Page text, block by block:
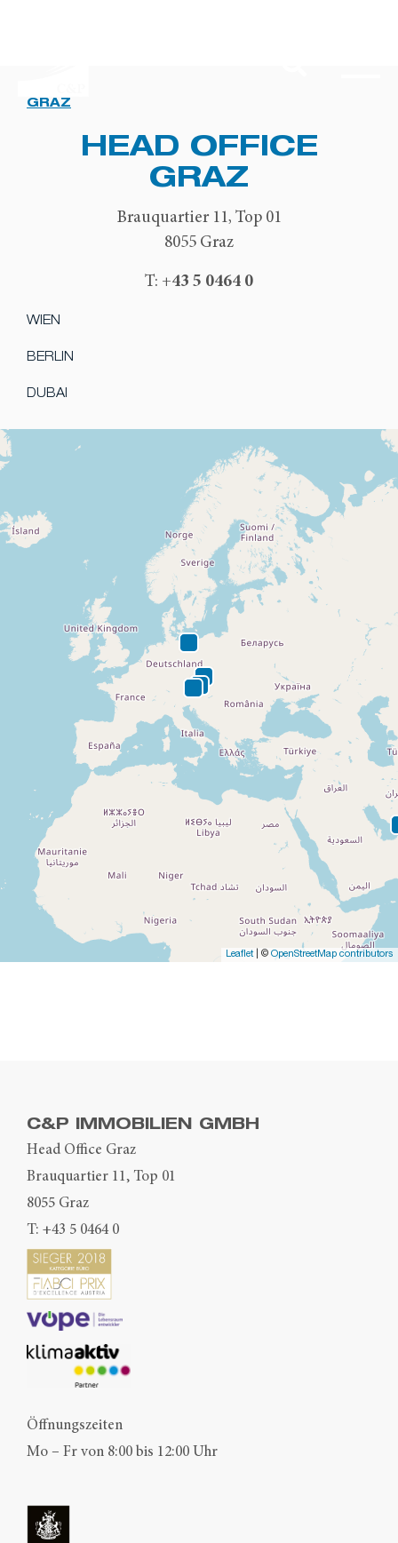
GRAZ
HEAD OFFICE
GRAZ
Brauquartier 11, Top 01
8055 Graz
T: +43 5 0464 0
WIEN
BERLIN
DUBAI
Leaflet| © OpenStreetMap contributors
C&P IMMOBILIEN GMBH
Head Office Graz
Brauquartier 11, Top 01
8055 Graz
T: +43 5 0464 0
Öffnungszeiten
Mo – Fr von 8:00 bis 12:00 Uhr